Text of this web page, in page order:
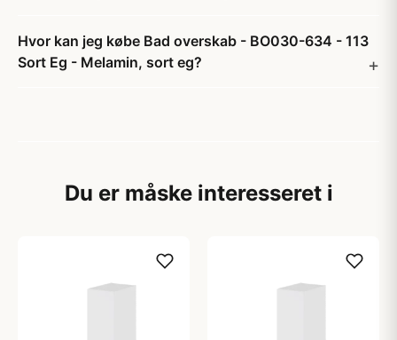
Hvor kan jeg købe Bad overskab - BO030-634 - 113
Sort Eg - Melamin, sort eg?
Du er måske interesseret i